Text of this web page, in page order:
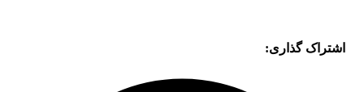
اشتراک گذاری: